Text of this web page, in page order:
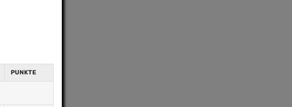
PUNKTE